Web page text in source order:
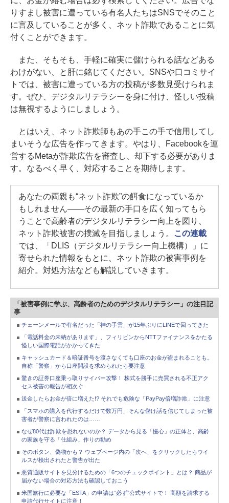
りすまし被害に遭っている有名人たちはSNSでそのこと
に言及していることが多く、ネット詐欺であることに気
付くことができます。
また、そもそも、手軽に確実に儲けられる話などある
わけがない、と肝に銘じてください。SNSや口コミサイ
トでは、被害に遭っている方の投稿が多数見受けられま
す。ぜひ、デジタルリテラシーを身に付け、怪しい投稿
は無視するようにしましょう。
とはいえ、ネット詐欺師もあの手この手で信用してし
まいそうな広告を作ってきます。やはり、Facebookを運
営するMetaが詐欺広告を審査し、却下する必要がありま
す。なるべく早く、対応することを期待します。
あなたの両親も“ネット詐欺”の餌食になっているか
もしれません――その最新の手口を広く知ってもら
うことで高齢者のデジタルリテラシー向上を図り、
ネット詐欺被害の撲滅を目指しましょう。
この連載
では、「DLIS（デジタルリテラシー向上機構）」に
寄せられた情報をもとに、ネット詐欺の被害事例を
紹介。対処方法なども解説していきます。
「被害事例に学ぶ、高齢者のためのデジタルリテラシー」の注目記
事
チェーンメールで有名だった「神の手雲」が15年ぶりにLINEで回ってきた
「電話料金の未納があります」、フィリピンからNTTファイナンスをかたる
怪しい国際電話がかかってきた
キャッシュカード＆暗証番号を渡さなくても口座のお金が盗まれることも。
自称「警察」から口座開設を求められたら要注意
驚きの証券口座乗っ取りサイバー攻撃！ 株式を勝手に売買される不正アク
セス被害の報告が相次ぐ
送金したらお金が倍に増えた!? それでも危険な「PayPay倍増詐欺」に注意
「スマホの購入を代行するだけで数万円」そんな儲け話を信じてしまった被
害者が警察に言われたのは……
なぜ80代は詐欺を恐れないのか？ データから見る「慢心」の正体と、高齢
の家族を守る「仕組み」作りの勧め
そのボタン、偽物かも？ ウェブページ内の「次へ」をクリックしたらウイ
ルスが検出されたと警告が出た
悪質通販サイトを見分けるための「6つのチェックポイント」とは？ 商品が
届かない場合の対応方法も確認しておこう
米国旅行に必要な「ESTA」の申請は“必ず”公式サイトで！ 高額を請求する
申請代行サイトに注意！